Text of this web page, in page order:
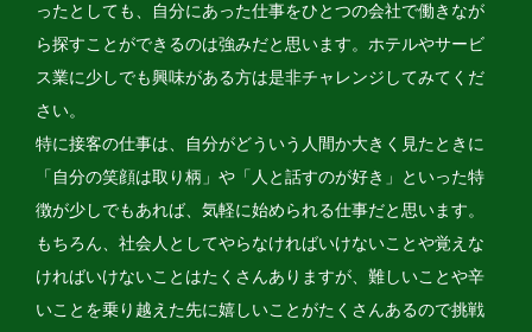
ったとしても、自分にあった仕事をひとつの会社で働きなが
ら探すことができるのは強みだと思います。ホテルやサービ
ス業に少しでも興味がある方は是非チャレンジしてみてくだ
さい。
特に接客の仕事は、自分がどういう人間か大きく見たときに
「自分の笑顔は取り柄」や「人と話すのが好き」といった特
徴が少しでもあれば、気軽に始められる仕事だと思います。
もちろん、社会人としてやらなければいけないことや覚えな
ければいけないことはたくさんありますが、難しいことや辛
いことを乗り越えた先に嬉しいことがたくさんあるので挑戦